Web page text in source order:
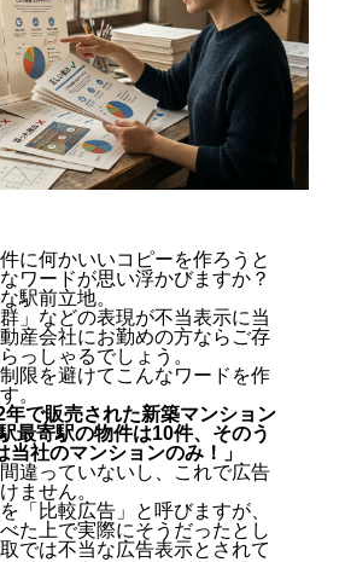
に何かいいコピーを作ろうと
ワードが思い浮かびますか？
駅前立地。
」などの表現が不当表示に当
産会社にお勤めの方ならご存
っしゃるでしょう。
限を避けてこんなワードを作
。
年で販売された新築マンション
最寄駅の物件は10件、そのう
当社のマンションのみ！」
違っていないし、これで広告
ません。
「比較広告」と呼びますが、
た上で実際にそうだったとし
では不当な広告表示とされて